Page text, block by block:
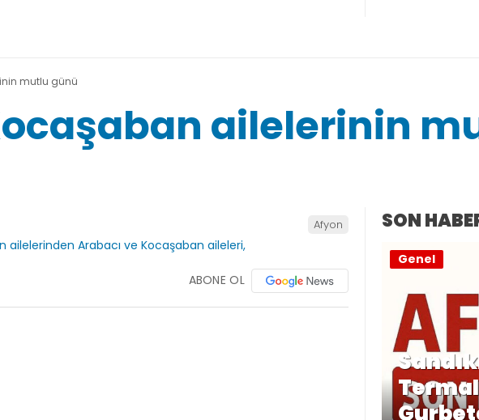
mutlu günü
ailelerinin
Afyon
ABONE OL
SON
Genel